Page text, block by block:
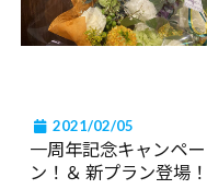
2021/02/05
一周年記念キャンペー
ン！＆ 新プラン登場！